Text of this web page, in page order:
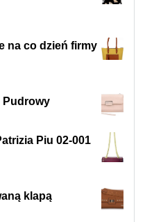
na co dzień firmy
Pudrowy
Piu 02-001
klapą